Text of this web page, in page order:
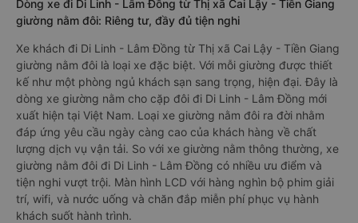
Dòng xe đi Di Linh - Lâm Đồng từ Thị xã Cai Lậy - Tiền Giang
giường nằm đôi: Riêng tư, đầy đủ tiện nghi
Xe khách đi Di Linh - Lâm Đồng từ Thị xã Cai Lậy - Tiền Giang
giường nằm đôi là loại xe đặc biệt. Với mỗi giường được thiết
kế như một phòng ngủ khách sạn sang trọng, hiện đại. Đây là
dòng xe giường nằm cho cặp đôi đi Di Linh - Lâm Đồng mới
xuất hiện tại Việt Nam. Loại xe giường nằm đôi ra đời nhằm
đáp ứng yêu cầu ngày càng cao của khách hàng về chất
lượng dịch vụ vận tải. So với xe giường nằm thông thường, xe
giường nằm đôi đi Di Linh - Lâm Đồng có nhiều ưu điểm và
tiện nghi vượt trội. Màn hình LCD với hàng nghìn bộ phim giải
trí, wifi, và nước uống và chăn đắp miễn phí phục vụ hành
khách suốt hành trình.